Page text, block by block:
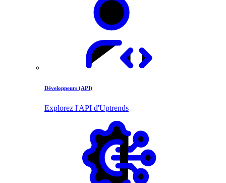
Développeurs (API)
Explorez l'API d'Uptrends